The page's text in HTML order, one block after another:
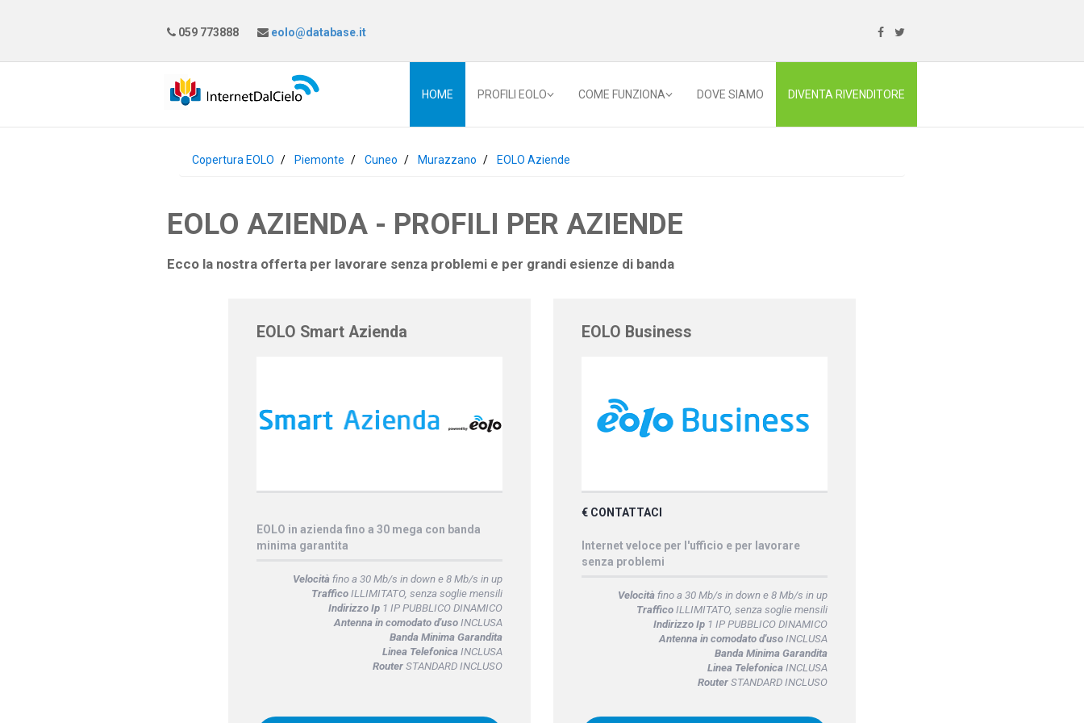
059 773888 eolo@database.it
HOME PROFILI EOLO COME FUNZIONA DOVE SIAMO DIVENTA RIVENDITORE
Copertura EOLO Piemonte Cuneo Murazzano EOLO Aziende
EOLO AZIENDA - PROFILI PER AZIENDE
Ecco la nostra offerta per lavorare senza problemi e per grandi esienze di banda
EOLO Smart Azienda
EOLO in azienda fino a 30 mega con banda
minima garantita
Velocità fino a 30 Mb/s in down e 8 Mb/s in up
Traffico ILLIMITATO, senza soglie mensili
Indirizzo Ip 1 IP PUBBLICO DINAMICO
Antenna in comodato d'uso INCLUSA
Banda Minima Garandita
Linea Telefonica INCLUSA
Router STANDARD INCLUSO
EOLO Business
€ CONTATTACI
Internet veloce per l'ufficio e per lavorare
senza problemi
Velocità fino a 30 Mb/s in down e 8 Mb/s in up
Traffico ILLIMITATO, senza soglie mensili
Indirizzo Ip 1 IP PUBBLICO DINAMICO
Antenna in comodato d'uso INCLUSA
Banda Minima Garandita
Linea Telefonica INCLUSA
Router STANDARD INCLUSO